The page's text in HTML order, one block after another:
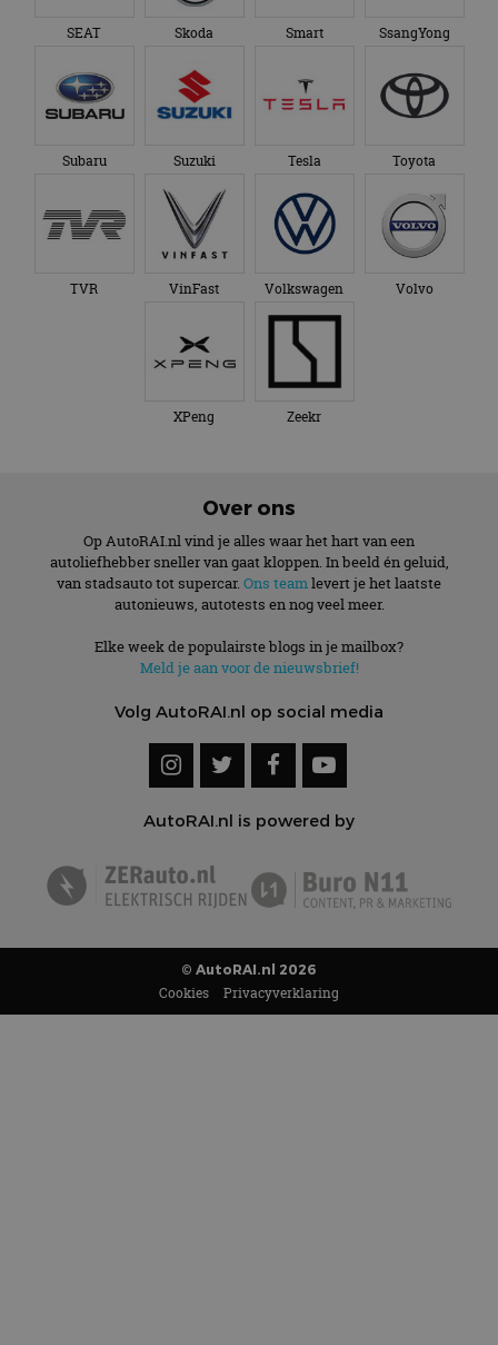
SEAT Skoda Smart SsangYong
Subaru Suzuki Tesla Toyota
TVR VinFast Volkswagen Volvo
XPeng Zeekr
Over ons
Op AutoRAI.nl vind je alles waar het hart van een
autoliefhebber sneller van gaat kloppen. In beeld én geluid,
van stadsauto tot supercar. Ons teamlevert je het laatste
autonieuws, autotests en nog veel meer.
Elke week de populairste blogs in je mailbox?
Meld je aan voor de nieuwsbrief!
Volg AutoRAI.nl op social media
AutoRAI.nl is powered by
© AutoRAI.nl 2026
Cookies Privacyverklaring